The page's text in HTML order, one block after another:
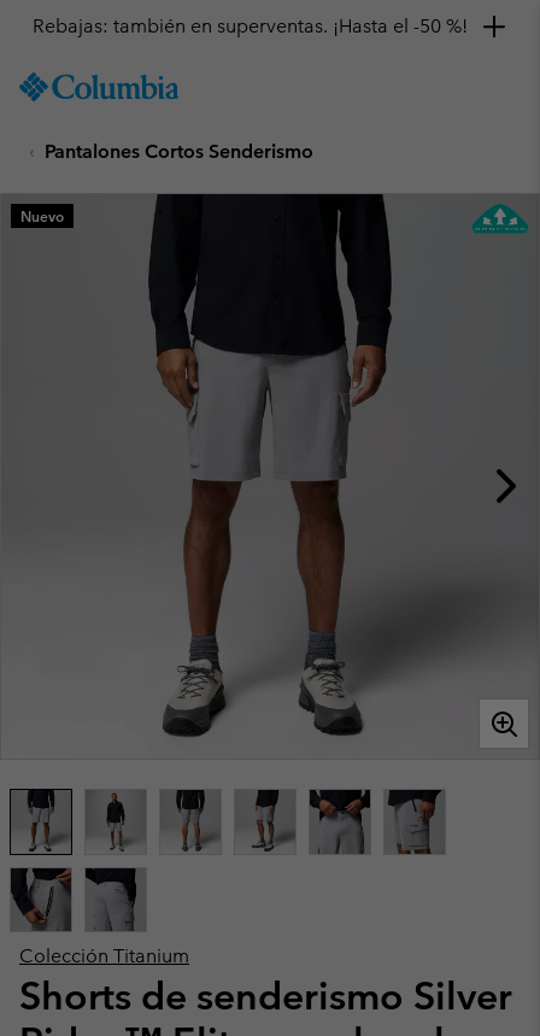
TO
SKIP
MAIN
NAV
Rebajas: también en superventas. ¡Hasta el -50 %!
Pantalones Cortos Senderismo
Colección Titanium
Shorts de senderismo Silver
Nuevo